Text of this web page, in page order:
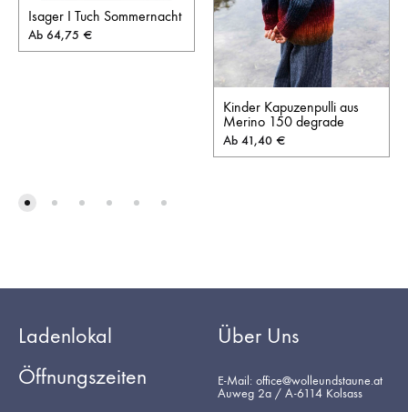
Isager I Tuch Sommernacht
Ab 64,75 €
Kinder Kapuzenpulli aus
Merino 150 degrade
Ab 41,40 €
Ladenlokal
Öffnungszeiten
Über Uns
E-Mail: office@wolleundstaune.at
Auweg 2a / A-6114 Kolsass